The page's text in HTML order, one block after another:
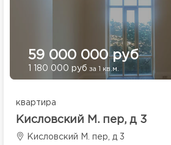
59 000 000 руб
1 180 000 руб за 1 кв.м.
квартира
Кисловский М. пер, д 3
Кисловский М. пер, д 3